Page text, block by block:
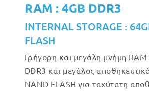
RAM : 4GB DDR3
INTERNAL STORAGE :
FLASH
Γρήγορη και μεγάλη μνήμη RAM
DDR3 και μεγάλος
NAND FLASH για ταχύτατη